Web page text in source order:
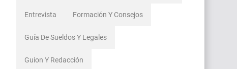
Entrevista Formación Y Consejos
Guía De Sueldos Y Legales
Guion Y Redacción